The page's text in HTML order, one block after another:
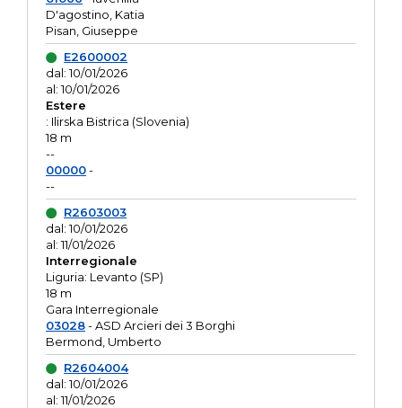
D'agostino, Katia
Pisan, Giuseppe
E2600002
dal: 10/01/2026
al: 10/01/2026
Estere
: Ilirska Bistrica (Slovenia)
18 m
--
00000-
--
R2603003
dal: 10/01/2026
al: 11/01/2026
Interregionale
Liguria: Levanto (SP)
18 m
Gara Interregionale
03028- ASD Arcieri dei 3 Borghi
Bermond, Umberto
R2604004
dal: 10/01/2026
al: 11/01/2026